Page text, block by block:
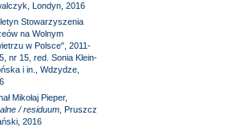
Londyn, 2016
Stowarzyszenia
na Wolnym
w Polsce", 2011-
nr 15, red. Sonia Klein-
i in., Wdzydze,
Mikołaj Pieper,
/ residuum, Pruszcz
2016